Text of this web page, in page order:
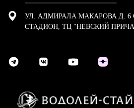
УЛ. АДМИРАЛА МАКАРОВА Д. 6
СТАДИОН, ТЦ "НЕВСКИЙ